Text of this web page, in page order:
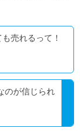
売れるって！
のが信じられ